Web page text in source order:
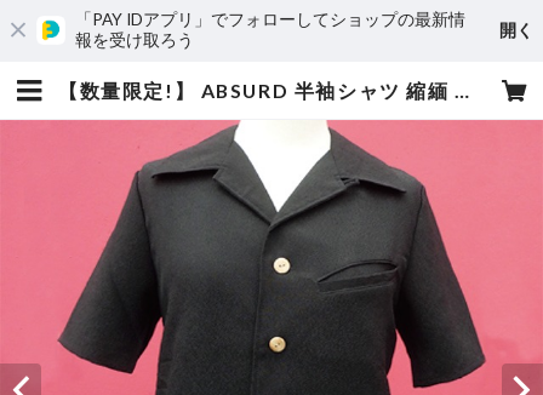
「PAY IDアプリ」でフォローしてショップの最新情
報を受け取ろう
開く
【数量限定!】 ABSURD 半袖シャツ 縮緬 開襟襟 斜めポケット アブサード MYMLAN（B） | absurd